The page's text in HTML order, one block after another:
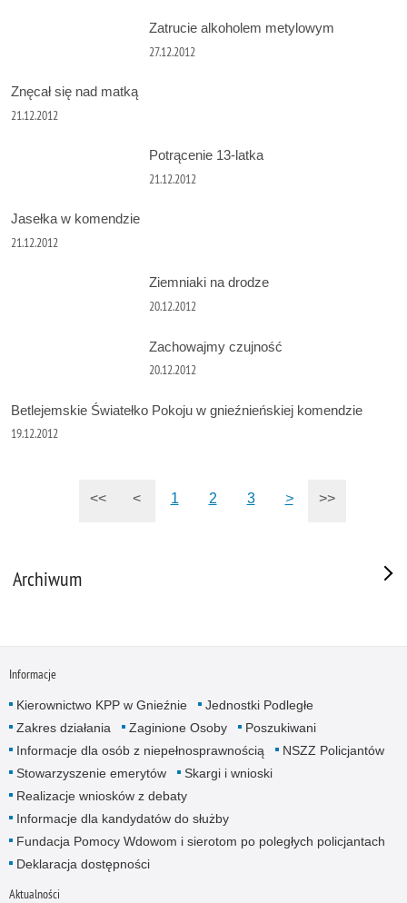
Zatrucie alkoholem metylowym
27.12.2012
Znęcał się nad matką
21.12.2012
Potrącenie 13-latka
21.12.2012
Jasełka w komendzie
21.12.2012
Ziemniaki na drodze
20.12.2012
Zachowajmy czujność
20.12.2012
Betlejemskie Światełko Pokoju w gnieźnieńskiej komendzie
19.12.2012
<< < 1 2 3 > >>
Archiwum
Informacje
Kierownictwo KPP w Gnieźnie
Jednostki Podległe
Zakres działania
Zaginione Osoby
Poszukiwani
Informacje dla osób z niepełnosprawnością
NSZZ Policjantów
Stowarzyszenie emerytów
Skargi i wnioski
Realizacje wniosków z debaty
Informacje dla kandydatów do służby
Fundacja Pomocy Wdowom i sierotom po poległych policjantach
Deklaracja dostępności
Aktualności